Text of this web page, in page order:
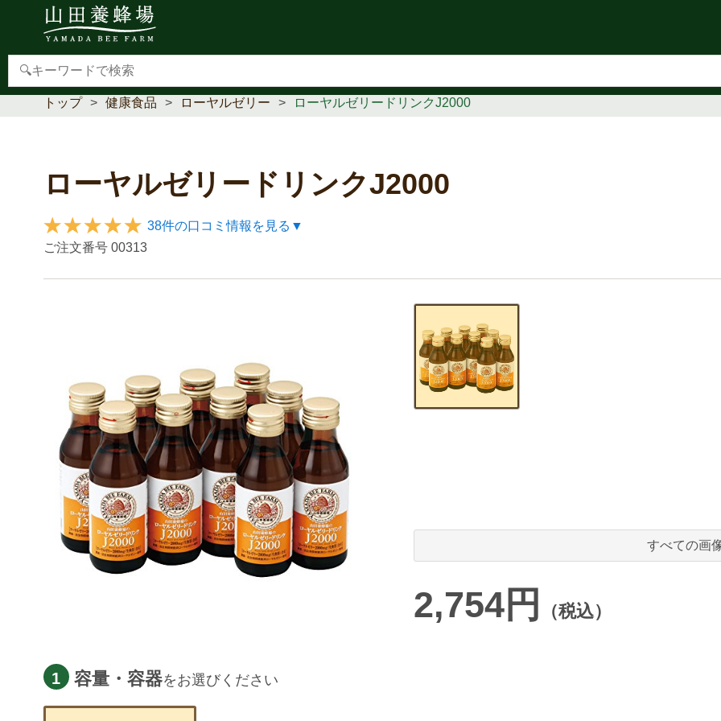
【重要】本人認証サービス(3Dセキュア2.0)導入のお知らせ
トップ 健康食品 ローヤルゼリー ローヤルゼリードリンクJ2000
ローヤルゼリードリンクJ2000
38件の口コミ情報を見る▼
ご注文番号 00313
すべての画
2,754円 （税込）
1 容量・容器をお選びください